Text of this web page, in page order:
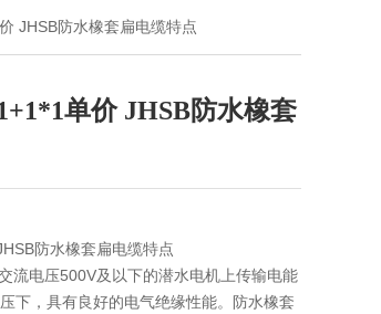
JHSB防水橡套扁电缆特点
单价 JHSB防水橡套
防水橡套扁电缆特点
流电压500V及以下的潜水电机上传输电能
下，具有良好的电气绝缘性能。防水橡套